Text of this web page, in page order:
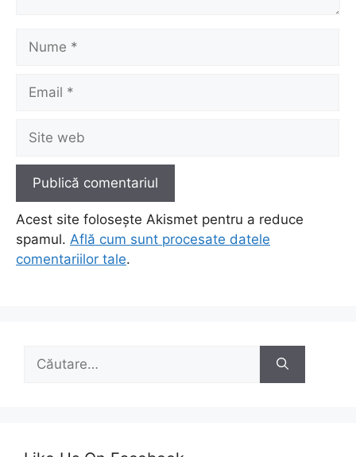
Nume
Email
Site
web
Acest site folosește Akismet pentru a reduce
spamul. Află cum sunt procesate datele
comentariilor tale.
după: